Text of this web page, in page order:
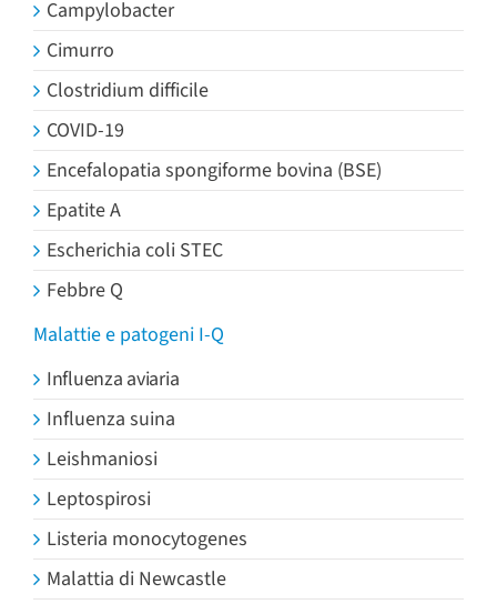
Campylobacter
Cimurro
Clostridium difficile
COVID-19
Encefalopatia spongiforme bovina (BSE)
Epatite A
Escherichia coli STEC
Febbre Q
Malattie e patogeni I-Q
Influenza aviaria
Influenza suina
Leishmaniosi
Leptospirosi
Listeria monocytogenes
Malattia di Newcastle